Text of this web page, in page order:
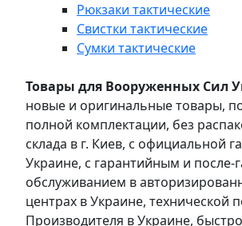
Рюкзаки тактические
Свистки тактические
Сумки тактические
Товары для Вооруженных Сил
новые и оригинальные товары,
полной комплектации, без
склада в г. Киев, с официальной
Украине, с гарантийным и после-
обслуживанием в
центрах в Украине, технической
Производителя в Украине,